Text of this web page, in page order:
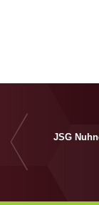
JSG